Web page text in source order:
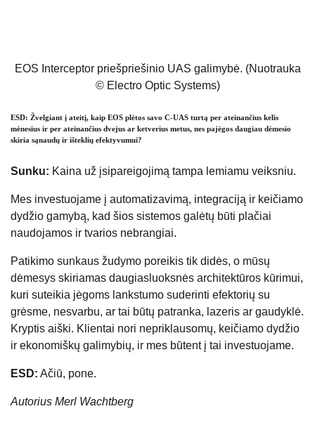
EOS Interceptor priešpriešinio UAS galimybė. (Nuotrauka
© Electro Optic Systems)
ESD: Žvelgiant į ateitį, kaip EOS plėtos savo C-UAS turtą per ateinančius kelis
mėnesius ir per ateinančius dvejus ar ketverius metus, nes pajėgos daugiau dėmesio
skiria sąnaudų ir išteklių efektyvumui?
Sunku: Kaina už įsipareigojimą tampa lemiamu veiksniu.
Mes investuojame į automatizavimą, integraciją ir keičiamo
dydžio gamybą, kad šios sistemos galėtų būti plačiai
naudojamos ir tvarios nebrangiai.
Patikimo sunkaus žudymo poreikis tik didės, o mūsų
dėmesys skiriamas daugiasluoksnės architektūros kūrimui,
kuri suteikia jėgoms lankstumo suderinti efektorių su
grėsme, nesvarbu, ar tai būtų patranka, lazeris ar gaudyklė.
Kryptis aiški. Klientai nori nepriklausomų, keičiamo dydžio
ir ekonomiškų galimybių, ir mes būtent į tai investuojame.
ESD: Ačiū, pone.
Autorius Merl Wachtberg